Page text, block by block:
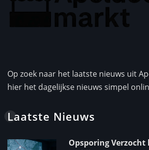
Op zoek naar het laatste nieuws uit
hier het dagelijkse nieuws simpel
Laatste Nieuws
Opsporing